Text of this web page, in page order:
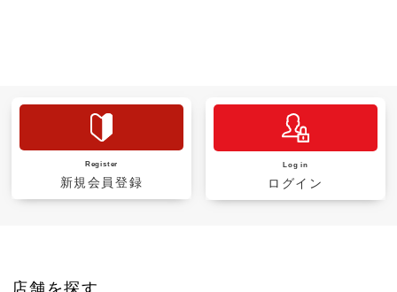
Register
新規会員登録
Log in
ログイン